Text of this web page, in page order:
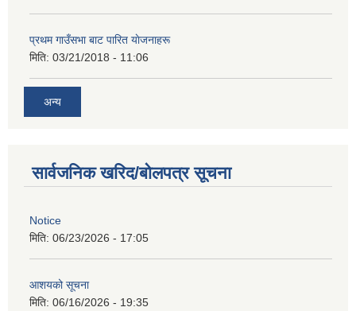
प्रथम गाउँसभा बाट पारित याेजनाहरू
मिति: 03/21/2018 - 11:06
अन्य
सार्वजनिक खरिद/बोलपत्र सूचना
Notice
मिति: 06/23/2026 - 17:05
आशयको सूचना
मिति: 06/16/2026 - 19:35